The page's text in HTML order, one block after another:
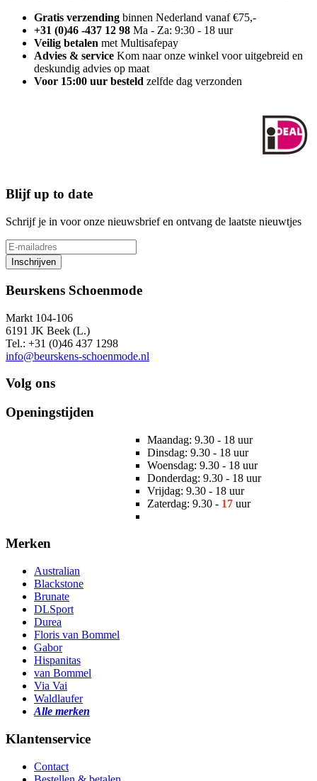
Gratis verzending binnen Nederland vanaf €75,-
+31 (0)46 -437 12 98 Ma - Za: 9:30 - 18 uur
Veilig betalen met Multisafepay
Advies & service Kom naar onze winkel voor uitgebreid en
deskundig advies op maat
Voor 15:00 uur besteld zelfde dag verzonden
Blijf up to date
Schrijf je in voor onze nieuwsbrief en ontvang de laatste nieuwtjes
Inschrijven
Beurskens Schoenmode
Markt 104-106
6191 JK Beek (L.)
Tel.: +31 (0)46 437 1298
info@beurskens-schoenmode.nl
Volg ons
Openingstijden
Maandag: 9.30 - 18 uur
Dinsdag: 9.30 - 18 uur
Woensdag: 9.30 - 18 uur
Donderdag: 9.30 - 18 uur
Vrijdag: 9.30 - 18 uur
Zaterdag: 9.30 - 17 uur
Merken
Australian
Blackstone
Brunate
DLSport
Durea
Floris van Bommel
Gabor
Hispanitas
van Bommel
Via Vai
Waldlaufer
Alle merken
Klantenservice
Contact